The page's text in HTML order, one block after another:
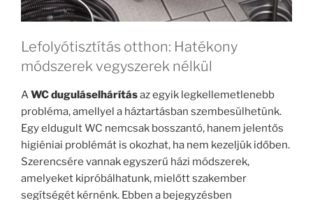
Lefolyótisztítás otthon: Hatékony
módszerek vegyszerek nélkül
AWC duguláselhárításaz egyik legkellemetlenebb
probléma, amellyel a háztartásban szembesülhetünk.
Egy eldugult WC nemcsak bosszantó, hanem jelentős
higiéniai problémát is okozhat, ha nem kezeljük időben.
Szerencsére vannak egyszerű házi módszerek,
amelyeket kipróbálhatunk, mielőtt szakember
segítségét kérnénk. Ebben a bejegyzésben